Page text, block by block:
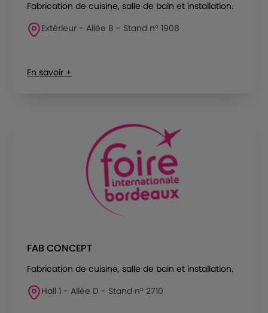
Fabrication de cuisine, salle de bain et installation.
Extérieur - Allée B - Stand n° 1908
En savoir +
FAB CONCEPT
Fabrication de cuisine, salle de bain et installation.
Hall 1 - Allée D - Stand n° 2710